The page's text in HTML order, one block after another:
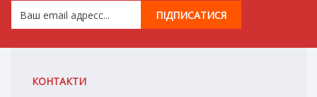
КОНТАКТИ